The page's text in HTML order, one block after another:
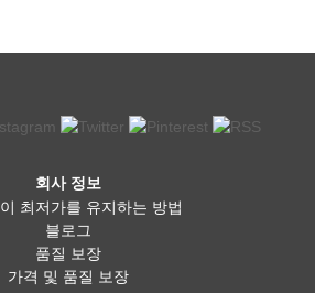
회사 정보
최저가를 유지하는 방법
블로그
품질 보장
가격 및 품질 보장